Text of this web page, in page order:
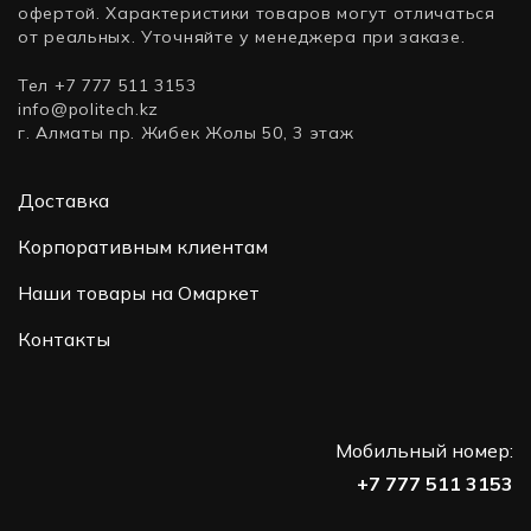
офертой. Характеристики товаров могут отличаться
от реальных. Уточняйте у менеджера при заказе.
Тел +7 777 511 3153
info@politech.kz
г. Алматы пр. Жибек Жолы 50, 3 этаж
Доставка
Корпоративным клиентам
Наши товары на Омаркет
Контакты
Мобильный номер:
+7 777 511 3153